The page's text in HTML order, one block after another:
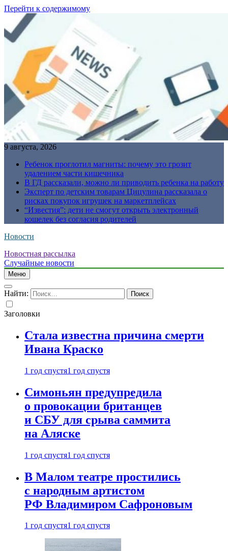
Перейти к содержимому
9 августа, 2026
Ребенок проглотил магниты: почему это грозит
удалением части кишечника
В ГД рассказали, можно ли приводить ребенка на работу
Эксперт по детским товарам Цицулина рассказала о
рисках покупок игрушек на маркетплейсах
“Известия”: дети не смогут открыть электронный
кошелек без согласия родителей
Новости
Новостная рассылка
Случайные новости
Меню
Найти:
Заголовки
Стала известна причина смерти
Ивана Краско
1 год спустя1 год спустя
Симоньян предупредила
о провокации британцев
и СБУ для срыва саммита
на Аляске
1 год спустя1 год спустя
В Малом театре простились
с народным артистом
РФ Владимиром Сафроновым
1 год спустя1 год спустя